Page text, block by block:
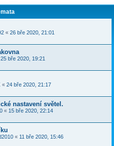
« 26 bře 2020, 21:01
25 bře 2020, 19:21
« 24 bře 2020, 21:17
nastavení světel.
« 15 bře 2020, 22:14
« 11 bře 2020, 15:46